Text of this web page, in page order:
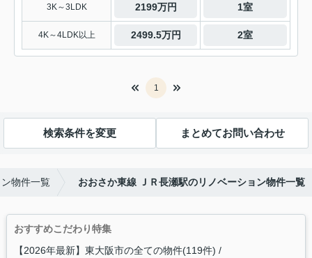
3K～3LDK 2199万円 1室
4K～4LDK以上 2499.5万円 2室
1
検索条件を変更 まとめてお問い合わせ
物件一覧 おおさか東線 ＪＲ長瀬駅のリノベーション物件一覧
おすすめこだわり特集
【2026年最新】東大阪市の全ての物件(119件)